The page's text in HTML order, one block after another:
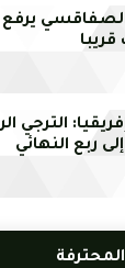
الصفاقسي
قريبا
الترجي
ربع النهائي